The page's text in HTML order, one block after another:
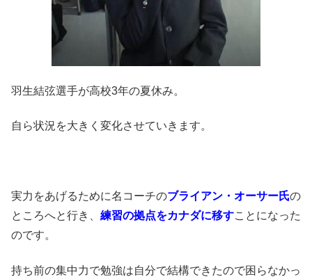
羽生結弦選手が高校3年の夏休み。
自ら状況を大きく変化させていきます。
実力をあげるために名コーチのブライアン・オーサー氏の
ところへと行き、 練習の拠点をカナダに移すことになった
のです。
持ち前の集中力で勉強は自分で結構できたので困らなかっ